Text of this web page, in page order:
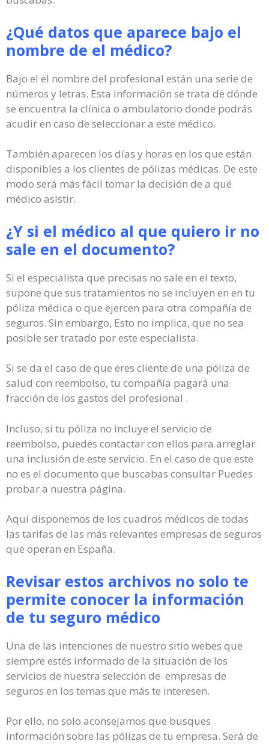
¿Qué datos que aparece bajo el
nombre de el médico?
Bajo el el nombre del profesional están una serie de
números y letras. Esta información se trata de dónde
se encuentra la clínica o ambulatorio donde podrás
acudir en caso de seleccionar a este médico.
También aparecen los días y horas en los que están
disponibles a los clientes de pólizas médicas. De este
modo será más fácil tomar la decisión de a qué
médico asistir.
¿Y si el médico al que quiero ir no
sale en el documento?
Si el especialista que precisas no sale en el texto,
supone que sus tratamientos no se incluyen en en tu
póliza médica o que ejercen para otra compañía de
seguros. Sin embargo, Esto no implica, que no sea
posible ser tratado por este especialista.
Si se da el caso de que eres cliente de una póliza de
salud con reembolso, tu compañía pagará una
fracción de los gastos del profesional .
Incluso, si tu póliza no incluye el servicio de
reembolso, puedes contactar con ellos para arreglar
una inclusión de este servicio. En el caso de que este
no es el documento que buscabas consultar Puedes
probar a nuestra página.
Aquí disponemos de los cuadros médicos de todas
las tarifas de las más relevantes empresas de seguros
que operan en España.
Revisar estos archivos no solo te
permite conocer la información
de tu seguro médico
Una de las intenciones de nuestro sitio webes que
siempre estés informado de la situación de los
servicios de nuestra selección de empresas de
seguros en los temas que más te interesen.
Por ello, no solo aconsejamos que busques
información sobre las pólizas de tu empresa. Será de